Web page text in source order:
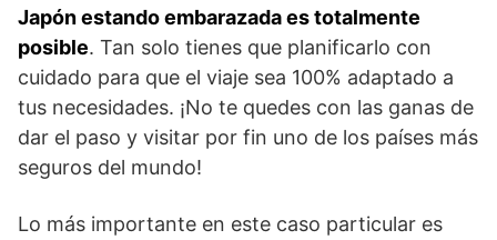
Japón estando embarazada es totalmente
posible. Tan solo tienes que planificarlo con
cuidado para que el viaje sea 100% adaptado a
tus necesidades. ¡No te quedes con las ganas de
dar el paso y visitar por fin uno de los países más
seguros del mundo!
Lo más importante en este caso particular es